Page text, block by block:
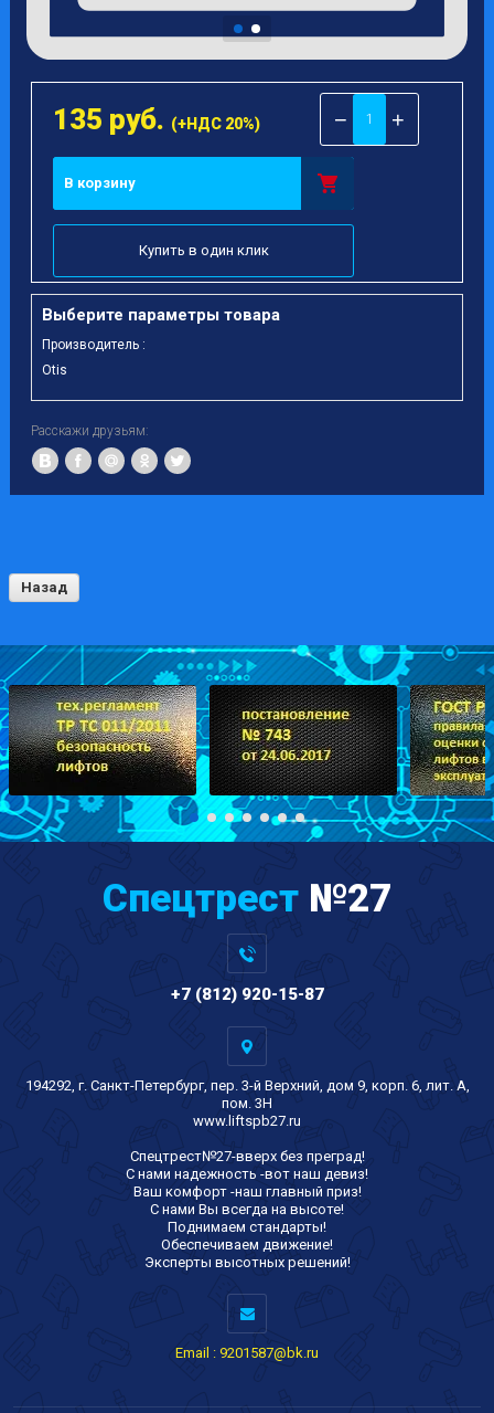
135 руб. (+НДС 20%) − +
В корзину
Купить в один клик
Выберите параметры товара
Производитель :
Otis
Расскажи друзьям:
Назад
Спецтрест №27
+7 (812) 920-15-87
194292, г. Санкт-Петербург, пер. 3-й Верхний, дом 9, корп. 6, лит. А,
пом. 3Н
www.liftspb27.ru
Спецтрест№27-вверх без преград!
С нами надежность -вот наш девиз!
Ваш комфорт -наш главный приз!
С нами Вы всегда на высоте!
Поднимаем стандарты!
Обеспечиваем движение!
Эксперты высотных решений!
Email : 9201587@bk.ru